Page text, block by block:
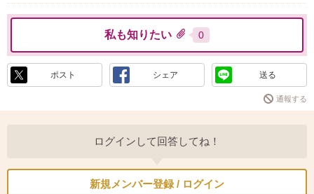
私も知りたい 0
ポスト シェア 送る
通報する
ログインして回答してね！
新規メンバー登録 / ログイン